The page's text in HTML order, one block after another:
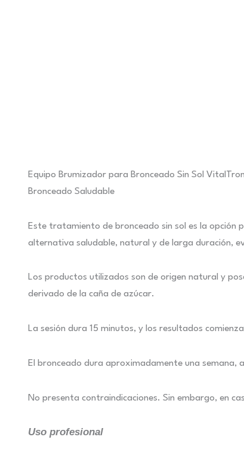
Equipo Brumizador para Bronceado Sin Sol
Bronceado Saludable
Este tratamiento de bronceado sin sol es la opción
alternativa saludable, natural y de larga duración,
Los productos utilizados son de origen natural y
derivado de la caña de azúcar.
La sesión dura 15 minutos, y los resultados
El bronceado dura aproximadamente una semana,
No presenta contraindicaciones. Sin embargo, en
Uso profesional